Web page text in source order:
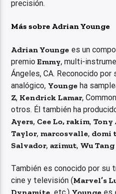
precisión.
Más sobre Adrian Younge
Adrian Younge es un
premio Emmy, multi-
Ángeles, CA. Reconocido por
analógico, Younge ha
Z, Kendrick Lamar,
otros. Él también ha
Ayers, Cee Lo, rakim,Tony
Taylor, marcosvalle, domi
Salvador, azimut, Wu
También es conocido por su
cine y televisión (Marvel’s